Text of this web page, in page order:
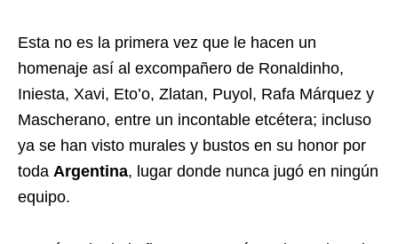
Esta no es la primera vez que le hacen un
homenaje así al excompañero de Ronaldinho,
Iniesta, Xavi, Eto’o, Zlatan, Puyol, Rafa Márquez y
Mascherano, entre un incontable etcétera; incluso
ya se han visto murales y bustos en su honor por
toda Argentina, lugar donde nunca jugó en ningún
equipo.